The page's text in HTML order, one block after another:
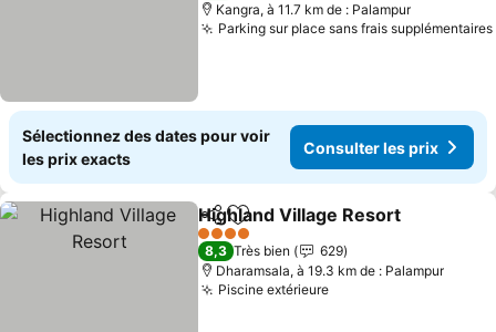
Kangra, à 11.7 km de : Palampur
Parking sur place sans frais supplémentaires
Sélectionnez des dates pour voir
les prix exacts
Consulter les prix
PartagerAjouter à mes favoris
Highland Village Resort
4 Étoiles
8,3 Très bien
629
Dharamsala, à 19.3 km de : Palampur
Piscine extérieureConsulter les prix